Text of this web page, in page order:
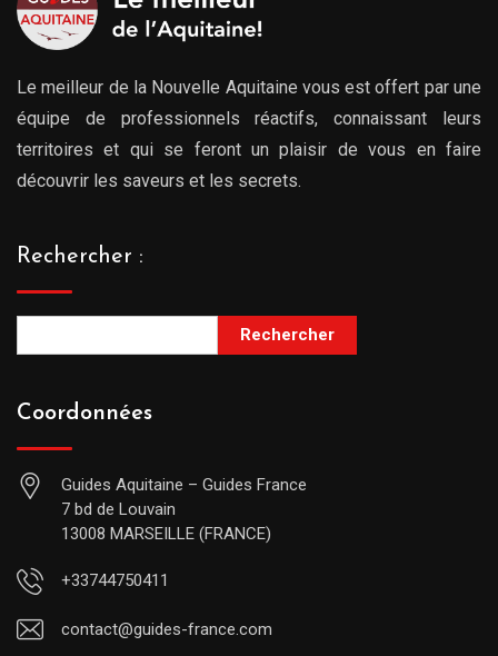
Le meilleur de la Nouvelle Aquitaine vous est offert par une
équipe de professionnels réactifs, connaissant leurs
territoires et qui se feront un plaisir de vous en faire
découvrir les saveurs et les secrets.
Rechercher :
Rechercher
Coordonnées
Guides Aquitaine – Guides France
7 bd de Louvain
13008 MARSEILLE (FRANCE)
+33744750411
contact@guides-france.com